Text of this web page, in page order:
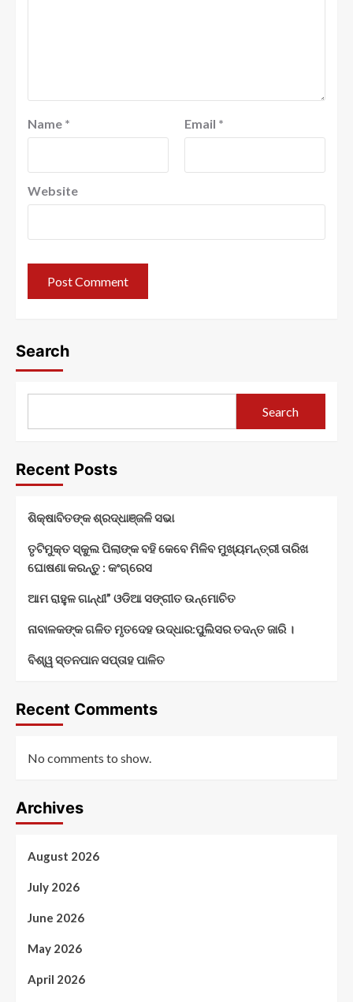
Name * Email *
Website
Search
Search
Recent Posts
ଶିକ୍ଷାବିତଙ୍କ ଶ୍ରଦ୍ଧାଞ୍ଜଳି ସଭା
ତୃଟିମୁକ୍ତ ସ୍କୁଲ ପିଲାଙ୍କ ବହି କେବେ ମିଳିବ ମୁଖ୍ୟମନ୍ତ୍ରୀ ତାରିଖ
ଘୋଷଣା କରନ୍ତୁ : କଂଗ୍ରେସ
ଆମ ରାହୁଳ ଗାନ୍ଧୀ” ଓଡିଆ ସଙ୍ଗୀତ ଉନ୍ମୋଚିତ
ନାବାଳକଙ୍କ ଗଳିତ ମୃତଦେହ ଉଦ୍ଧାର:ପୁଲିସର ତଦନ୍ତ ଜାରି ।
ବିଶ୍ୱ ସ୍ତନପାନ ସପ୍ତାହ ପାଳିତ
Recent Comments
No comments to show.
Archives
August 2026
July 2026
June 2026
May 2026
April 2026